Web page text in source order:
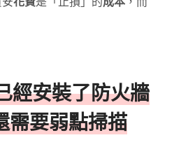
經安裝了防火牆
需要弱點掃描